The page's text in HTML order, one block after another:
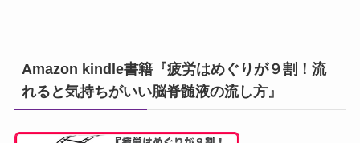
Amazon kindle書籍『疲労はめぐりが９割！流
れると気持ちがいい脳脊髄液の流し方』